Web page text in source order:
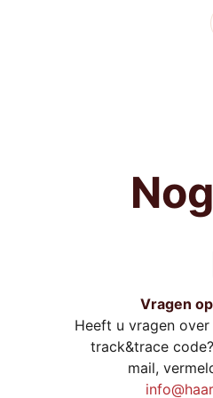
Vragen
Heeft u vragen
track&trace
mail,